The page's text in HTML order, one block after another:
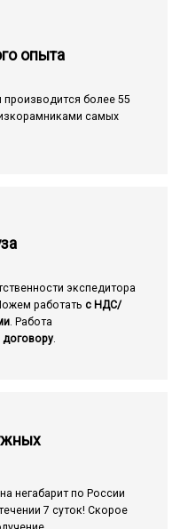
опыта
более 55
самых
экспедитора
работать с НДС/
. Работа
договору.
негабарит по России
7 суток! Скорое